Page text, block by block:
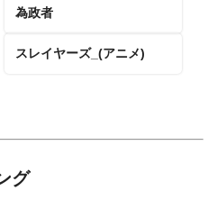
為政者
スレイヤーズ_(アニメ)
グ